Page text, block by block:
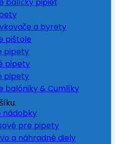
a byrety
pištole
pipety
pipety
pipety
balóniky & Cumlíky
nádobky
pre pipety
a náhradné diely